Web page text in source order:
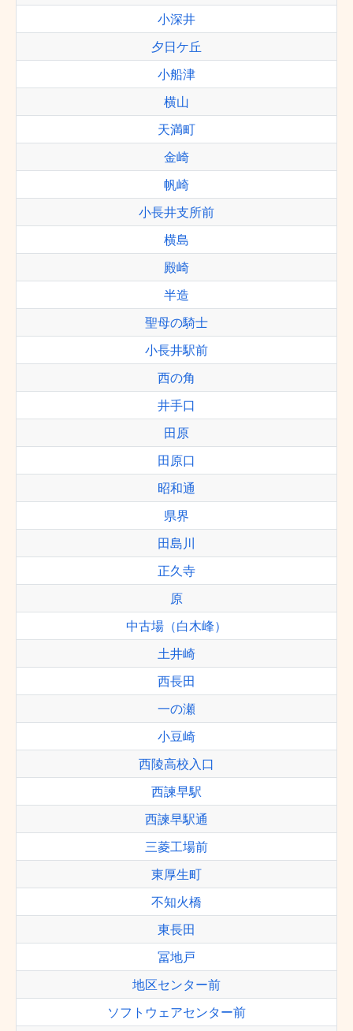
小深井
夕日ケ丘
小船津
横山
天満町
金崎
帆崎
小長井支所前
横島
殿崎
半造
聖母の騎士
小長井駅前
西の角
井手口
田原
田原口
昭和通
県界
田島川
正久寺
原
中古場（白木峰）
土井崎
西長田
一の瀬
小豆崎
西陵高校入口
西諫早駅
西諫早駅通
三菱工場前
東厚生町
不知火橋
東長田
冨地戸
地区センター前
ソフトウェアセンター前